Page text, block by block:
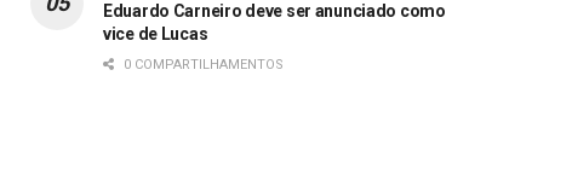
Eduardo Carneiro deve ser anunciado como
vice de Lucas
0 COMPARTILHAMENTOS